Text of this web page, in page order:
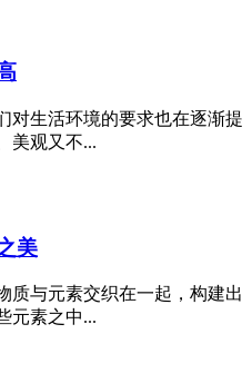
对生活环境的要求也在逐渐提
美观又不...
美
质与元素交织在一起，构建出
元素之中...